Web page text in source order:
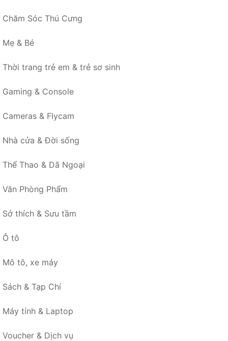
Chăm Sóc Thú Cưng
Mẹ & Bé
Thời trang trẻ em & trẻ sơ sinh
Gaming & Console
Cameras & Flycam
Nhà cửa & Đời sống
Thể Thao & Dã Ngoại
Văn Phòng Phẩm
Sở thích & Sưu tầm
Ô tô
Mô tô, xe máy
Sách & Tạp Chí
Máy tính & Laptop
Voucher & Dịch vụ